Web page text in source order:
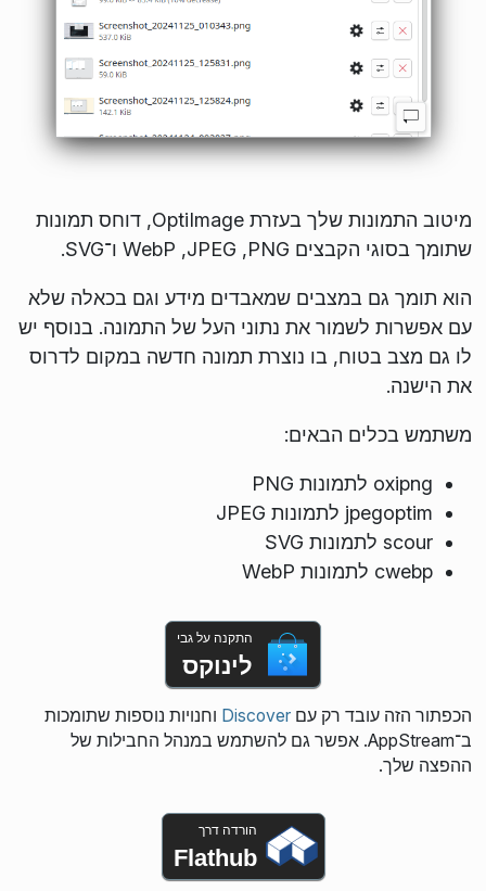
מיטוב התמונות שלך בעזרת OptiImage, דוחס תמונות
שתומך בסוגי הקבצים PNG,‏ JPEG,‏ WebP ו־SVG.
הוא תומך גם במצבים שמאבדים מידע וגם בכאלה שלא
עם אפשרות לשמור את נתוני העל של התמונה. בנוסף יש
לו גם מצב בטוח, בו נוצרת תמונה חדשה במקום לדרוס
את הישנה.
משתמש בכלים הבאים:
oxipng לתמונות PNG
jpegoptim לתמונות JPEG
scour לתמונות SVG
cwebp לתמונות WebP
התקנה על גבי
לינוקס
הכפתור הזה עובד רק עםDiscover וחנויות נוספות שתומכות
ב־AppStream. אפשר גם להשתמש במנהל החבילות של
ההפצה שלך.
הורדה דרך
Flathub